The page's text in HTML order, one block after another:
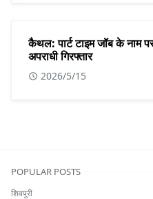
कैथल: पार्ट टाइम जॉब के नाम
अपराधी गिरफ्तार
2026/5/15
POPULAR POSTS
शिवपुरी